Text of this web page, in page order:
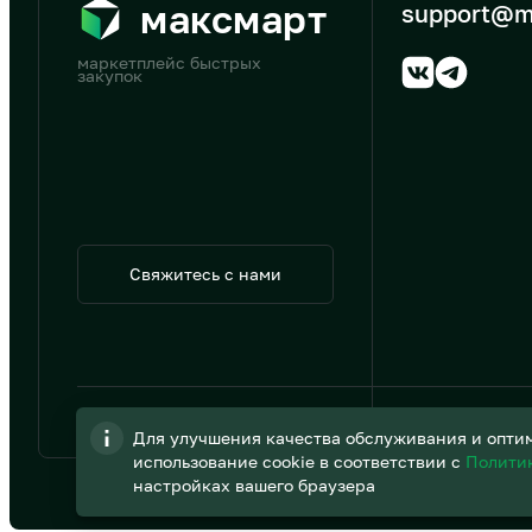
максмарт
маркетплейс быстрых
закупок
Свяжитесь с нами
Для улучшения качества обслуживания и
использование cookie в соответствии с
настройках вашего браузера